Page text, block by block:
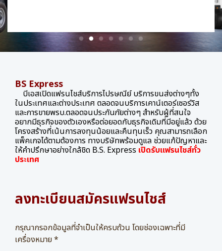
BS Express
บีเอสเปิดแฟรนไชส์บริการไปรษณีย์ บริการขนส่งต่างๆทั้ง
ในประเทศและต่างประเทศ ตลอดจนบริการเคาน์เตอร์เซอร์วิส
และการขายพรบ.ตลอดจนประกันภัยต่างๆ สำหรับผู้ที่สนใจ
อยากมีธุรกิจของตัวเองหรือต่อยอดกับธุรกิจเดิมที่มีอยู่แล้ว ด้วย
โครงสร้างที่เน้นการลงทุนน้อยและคืนทุนเร็ว คุณสามารถเลือก
แพ็คเกจได้ตามต้องการ ทางบริษัทพร้อมดูแล ช่วยแก้ปัญหาและ
ให้คำปรึกษาอย่างใกล้ชิด B.S. Express เปิดรับแฟรนไชส์ทั่ว
ประเทศ
ลงทะเบียนสมัครแฟรนไชส์
กรุณากรอกข้อมูลที่จำเป็นให้ครบถ้วน โดยช่องเฉพาะที่มี
เครื่องหมาย *